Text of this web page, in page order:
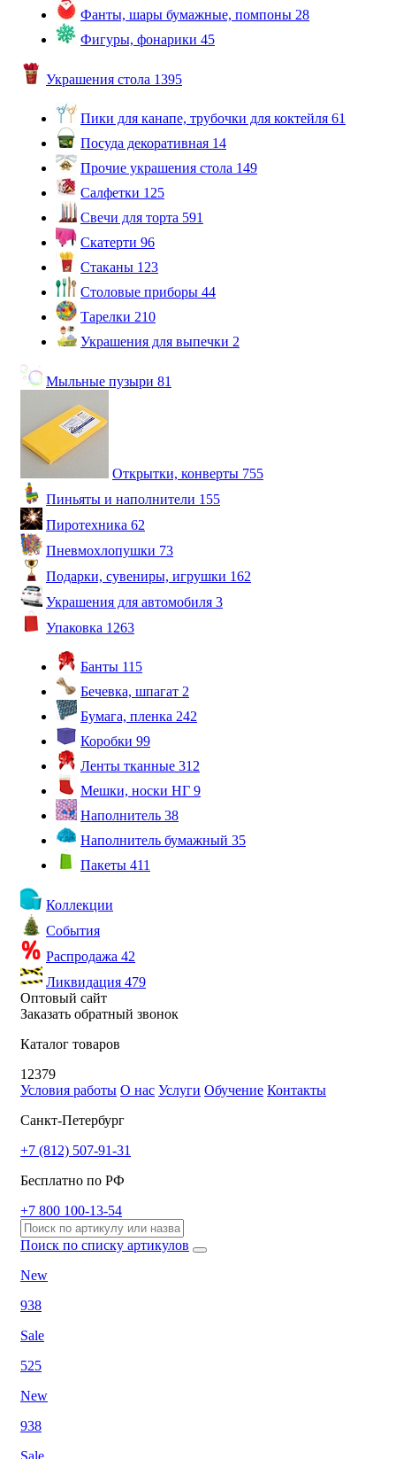
Фанты, шары бумажные, помпоны 28
Фигуры, фонарики 45
Украшения стола 1395
Пики для канапе, трубочки для коктейля 61
Посуда декоративная 14
Прочие украшения стола 149
Салфетки 125
Свечи для торта 591
Скатерти 96
Стаканы 123
Столовые приборы 44
Тарелки 210
Украшения для выпечки 2
Мыльные пузыри 81
Открытки, конверты 755
Пиньяты и наполнители 155
Пиротехника 62
Пневмохлопушки 73
Подарки, сувениры, игрушки 162
Украшения для автомобиля 3
Упаковка 1263
Банты 115
Бечевка, шпагат 2
Бумага, пленка 242
Коробки 99
Ленты тканные 312
Мешки, носки НГ 9
Наполнитель 38
Наполнитель бумажный 35
Пакеты 411
Коллекции
События
Распродажа 42
Ликвидация 479
Оптовый сайт
Заказать обратный звонок
Каталог товаров
12379
Условия работы О нас Услуги Обучение Контакты
Санкт-Петербург
+7 (812) 507-91-31
Бесплатно по РФ
+7 800 100-13-54
Поиск по списку артикулов
New
938
Sale
525
New
938
Sale